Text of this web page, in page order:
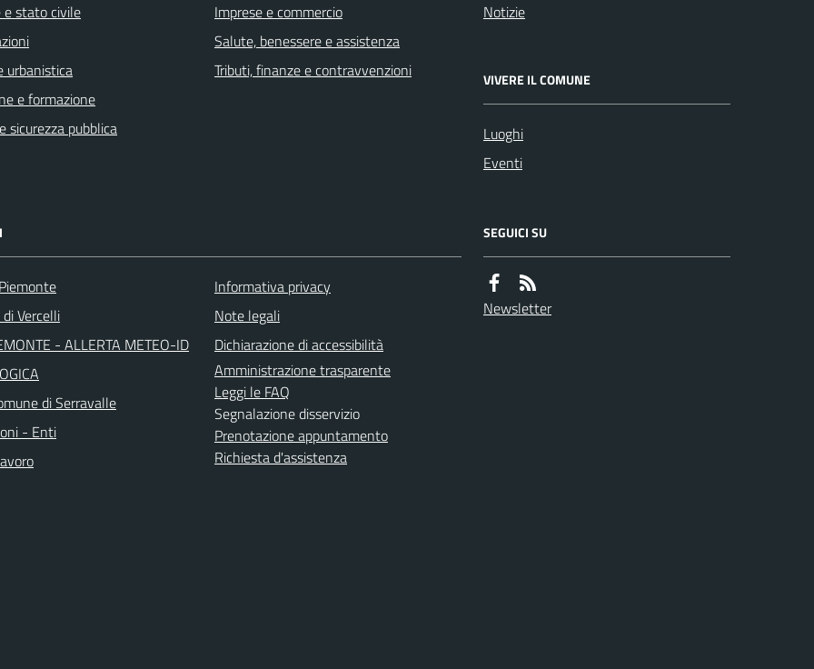
e stato civile
urbanistica
e formazione
sicurezza pubblica
Imprese e commercio
Salute, benessere e assistenza
Tributi, finanze e contravvenzioni
Notizie
VIVERE IL COMUNE
Luoghi
Eventi
Vercelli
- ALLERTA METEO-ID
di Serravalle
- Enti
Informativa privacy
Note legali
Dichiarazione di accessibilità
Amministrazione trasparente
Leggi le FAQ
Segnalazione disservizio
Prenotazione appuntamento
Richiesta d'assistenza
SEGUICI SU
Newsletter